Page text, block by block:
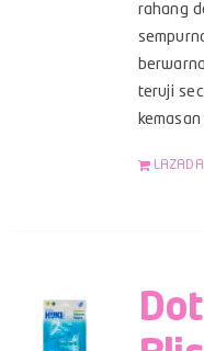
rahang
teruji
LAZADA